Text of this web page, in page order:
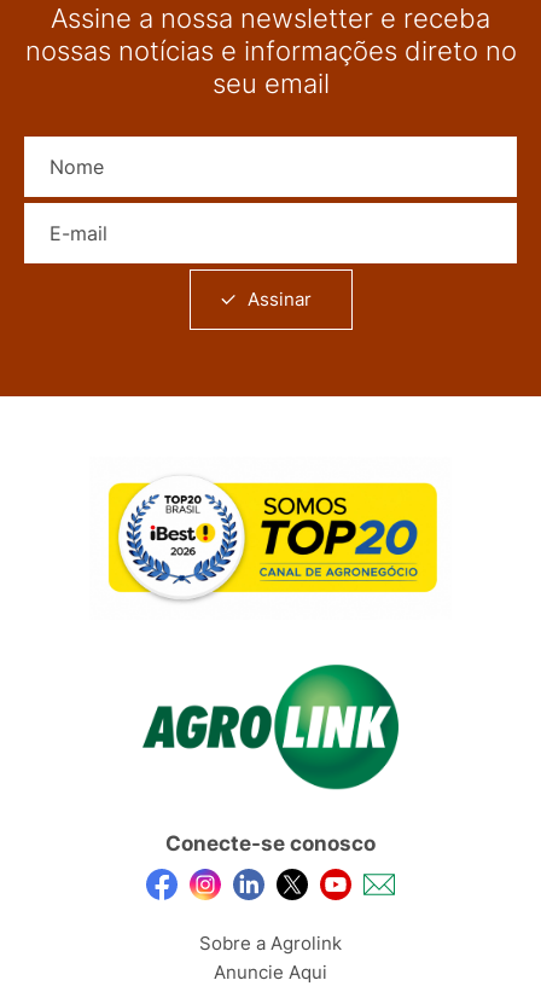
Assine a nossa newsletter e receba
nossas notícias e informações direto no
seu email
Assinar
Conecte-se conosco
Sobre a Agrolink
Anuncie Aqui